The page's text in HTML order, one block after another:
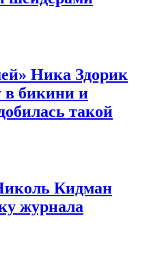
Ника Здорик
в бикини и
такой
Кидман
журнала